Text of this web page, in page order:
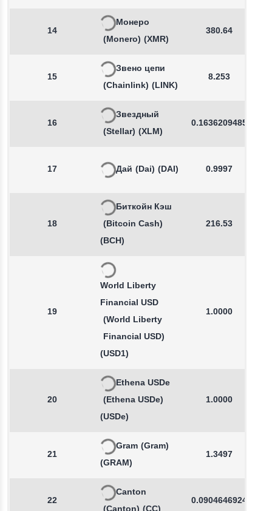
14
Монеро
(Monero) (XMR)
380.64
15
Звено цепи
(Chainlink) (LINK)
8.253
16
Звездный
(Stellar) (XLM)
0.1636209485
17 Дай (Dai) (DAI) 0.9997
18
Биткойн Кэш
(Bitcoin Cash)
(BCH)
216.53
19
World Liberty
Financial USD
(World Liberty
Financial USD)
(USD1)
1.0000
20
Ethena USDe
(Ethena USDe)
(USDe)
1.0000
21
Gram (Gram)
(GRAM)
1.3497
22
Canton
0.0904646924